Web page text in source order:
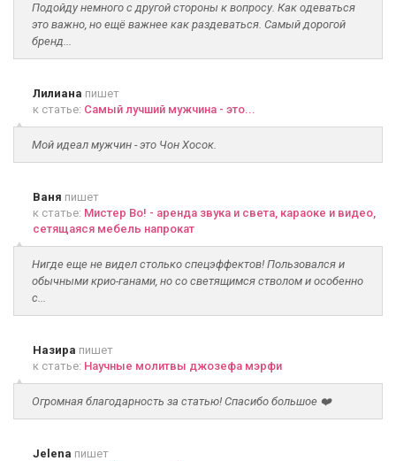
Подойду немного с другой стороны к вопросу. Как одеваться
это важно, но ещё важнее как раздеваться. Самый дорогой
бренд...
Лилиана пишет
к статье: Самый лучший мужчина - это...
Мой идеал мужчин - это Чон Хосок.
Ваня пишет
к статье: Мистер Во! - аренда звука и света, караоке и видео,
сетящаяся мебель напрокат
Нигде еще не видел столько спецэффектов! Пользовался и
обычными крио-ганами, но со светящимся стволом и особенно
с...
Назира пишет
к статье: Научные молитвы джозефа мэрфи
Огромная благодарность за статью! Спасибо большое ❤️
Jelena пишет